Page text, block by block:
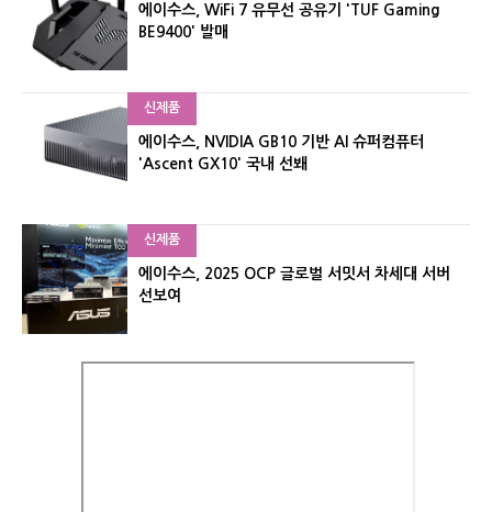
에이수스, WiFi 7 유무선 공유기 'TUF Gaming
BE9400' 발매
신제품
에이수스, NVIDIA GB10 기반 AI 슈퍼컴퓨터
'Ascent GX10' 국내 선봬
신제품
에이수스, 2025 OCP 글로벌 서밋서 차세대 서버
선보여